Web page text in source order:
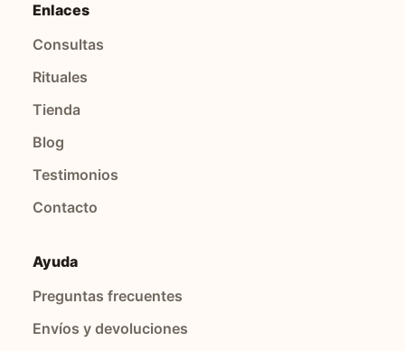
Enlaces
Consultas
Rituales
Tienda
Blog
Testimonios
Contacto
Ayuda
Preguntas frecuentes
Envíos y devoluciones